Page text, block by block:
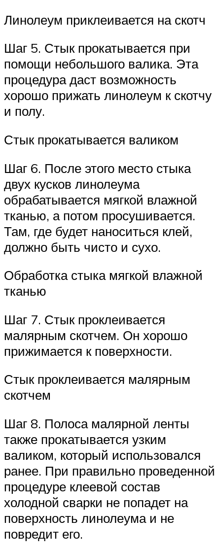
Линолеум приклеивается на скотч
Шаг 5. Стык прокатывается при
помощи небольшого валика. Эта
процедура даст возможность
хорошо прижать линолеум к скотчу
и полу.
Стык прокатывается валиком
Шаг 6. После этого место стыка
двух кусков линолеума
обрабатывается мягкой влажной
тканью, а потом просушивается.
Там, где будет наноситься клей,
должно быть чисто и сухо.
Обработка стыка мягкой влажной
тканью
Шаг 7. Стык проклеивается
малярным скотчем. Он хорошо
прижимается к поверхности.
Стык проклеивается малярным
скотчем
Шаг 8. Полоса малярной ленты
также прокатывается узким
валиком, который использовался
ранее. При правильно проведенной
процедуре клеевой состав
холодной сварки не попадет на
поверхность линолеума и не
повредит его.